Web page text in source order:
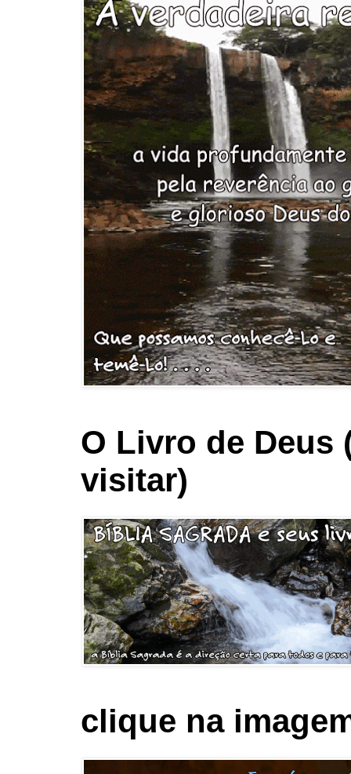
O Livro de Deus
visitar)
clique na